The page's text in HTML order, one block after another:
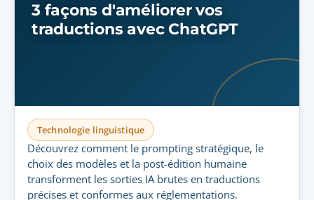
3 façons d'améliorer vos
traductions avec ChatGPT
Technologie linguistique
Découvrez comment le prompting stratégique, le
choix des modèles et la post-édition humaine
transforment les sorties IA brutes en traductions
précises et conformes aux réglementations.